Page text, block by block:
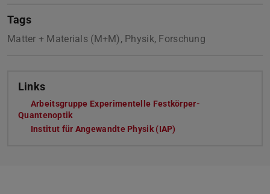
Tags
Matter + Materials (M+M), Physik, Forschung
Links
Arbeitsgruppe Experimentelle Festkörper-
Quantenoptik
Institut für Angewandte Physik (IAP)